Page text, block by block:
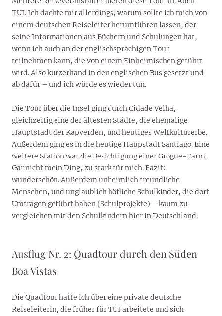
TUI. Ich dachte mir allerdings, warum sollte ich mich von
einem deutschen Reiseleiter herumführen lassen, der
seine Informationen aus Büchern und Schulungen hat,
wenn ich auch an der englischsprachigen Tour
teilnehmen kann, die von einem Einheimischen geführt
wird. Also kurzerhand in den englischen Bus gesetzt und
ab dafür – und ich würde es wieder tun.
Die Tour über die Insel ging durch Cidade Velha,
gleichzeitig eine der ältesten Städte, die ehemalige
Hauptstadt der Kapverden, und heutiges Weltkulturerbe.
Außerdem ging es in die heutige Haupstadt Santiago. Eine
weitere Station war die Besichtigung einer Grogue-Farm.
Gar nicht mein Ding, zu stark für mich. Fazit:
wunderschön. Außerdem unheimlich freundliche
Menschen, und unglaublich höfliche Schulkinder, die dort
Umfragen geführt haben (Schulprojekte) – kaum zu
vergleichen mit den Schulkindern hier in Deutschland.
Ausflug Nr. 2: Quadtour durch den Süden
Boa Vistas
Die Quadtour hatte ich über eine private deutsche
Reiseleiterin, die früher für TUI arbeitete und sich